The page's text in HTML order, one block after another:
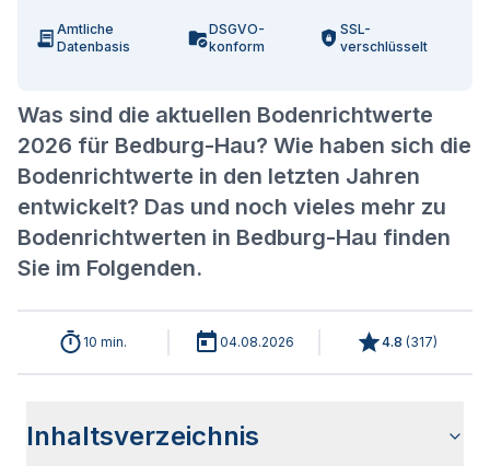
Was sind die aktuellen Bodenrichtwerte
2026 für Bedburg-Hau? Wie haben sich die
Bodenrichtwerte in den letzten Jahren
entwickelt? Das und noch vieles mehr zu
Bodenrichtwerten in Bedburg-Hau finden
Sie im Folgenden.
Amtliche
Datenbasis
DSGVO-
konform
SSL-
verschlüsselt
10 min. 04.08.2026 4.8 (317)
Inhaltsverzeichnis